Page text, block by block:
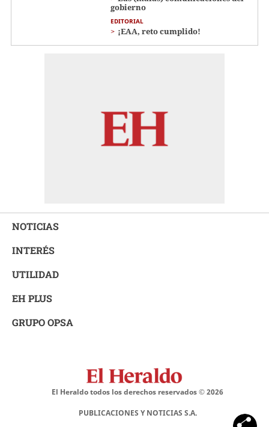
gobierno
EDITORIAL
¡EAA, reto cumplido!
NOTICIAS
INTERÉS
UTILIDAD
EH PLUS
GRUPO OPSA
El Heraldo todos los derechos reservados ©2026
PUBLICACIONES Y NOTICIAS S.A.